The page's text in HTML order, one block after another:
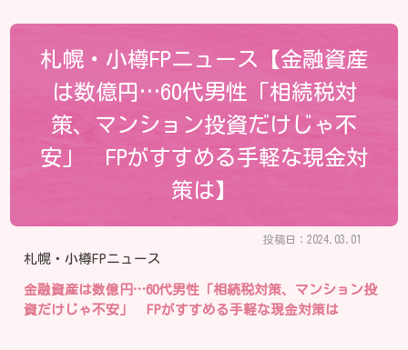
札幌・小樽FPニュース【金融資産
は数億円…60代男性「相続税対
策、マンション投資だけじゃ不
安」 FPがすすめる手軽な現金対
策は】
投稿日：2024.03.01
札幌・小樽FPニュース
金融資産は数億円…60代男性「相続税対策、マンション投
資だけじゃ不安」 FPがすすめる手軽な現金対策は